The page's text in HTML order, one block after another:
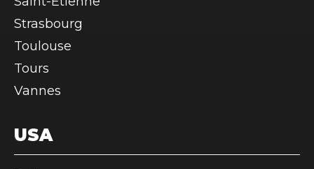
Strasbourg
Toulouse
Tours
Vannes
USA